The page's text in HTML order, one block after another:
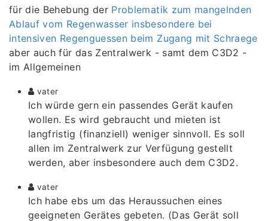
für die Behebung der Problematik zum mangelnden
Ablauf vom Regenwasser insbesondere bei
intensiven Regenguessen beim Zugang mit Schraege
aber auch für das Zentralwerk - samt dem C3D2 -
im Allgemeinen
vater
Ich würde gern ein passendes Gerät kaufen
wollen. Es wird gebraucht und mieten ist
langfristig (finanziell) weniger sinnvoll. Es soll
allen im Zentralwerk zur Verfügung gestellt
werden, aber insbesondere auch dem C3D2.
vater
Ich habe ebs um das Heraussuchen eines
geeigneten Gerätes gebeten. (Das Gerät soll